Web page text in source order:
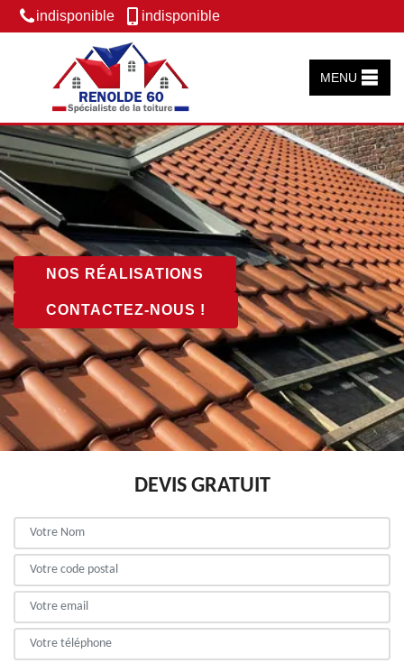
indisponible indisponible
MENU
NOS RÉALISATIONS
CONTACTEZ-NOUS !
DEVIS GRATUIT